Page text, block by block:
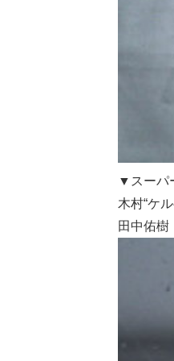
▼スーパ
木村“ケ
田中佑樹